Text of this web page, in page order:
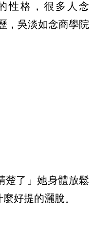
性格，很多人念
，吳淡如念商學院
楚了」她身體放鬆
好提的灑脫。